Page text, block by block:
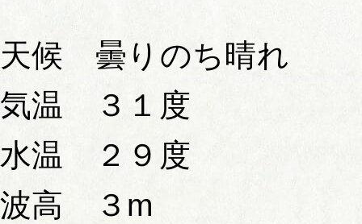
天候 曇りのち晴れ
気温 ３１度
水温 ２９度
波高 ３m